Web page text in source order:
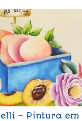
– Pintura em